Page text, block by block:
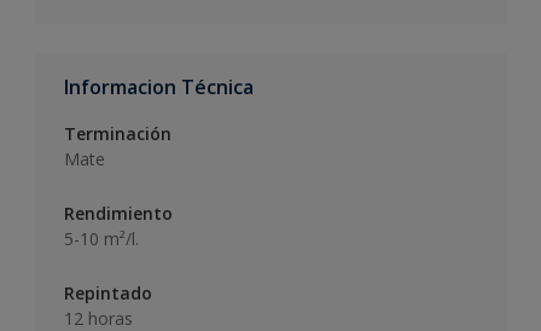
Informacion Técnica
Terminación
Mate
Rendimiento
5-10 m²/l.
Repintado
12 horas